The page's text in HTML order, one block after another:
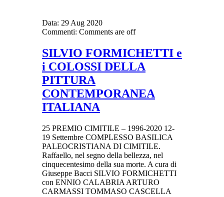
Data: 29 Aug 2020
Commenti: Comments are off
SILVIO FORMICHETTI e
i COLOSSI DELLA
PITTURA
CONTEMPORANEA
ITALIANA
25 PREMIO CIMITILE – 1996-2020 12-
19 Settembre COMPLESSO BASILICA
PALEOCRISTIANA DI CIMITILE.
Raffaello, nel segno della bellezza, nel
cinquecentesimo della sua morte. A cura di
Giuseppe Bacci SILVIO FORMICHETTI
con ENNIO CALABRIA ARTURO
CARMASSI TOMMASO CASCELLA